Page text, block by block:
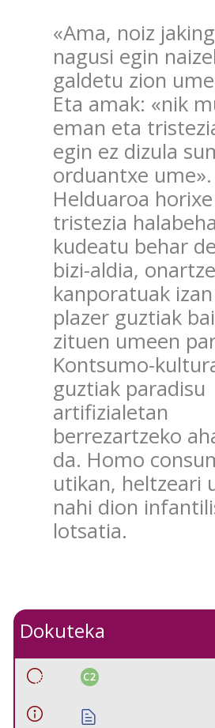
«Ama, noiz
nagusi egin
galdetu zion
Eta amak: «nik
eman eta
egin ez dizula
orduantxe ume».
Helduaroa
tristezia
kudeatu behar
bizi-aldia,
kanporatuak
plazer guztiak
zituen umeen
Kontsumo-
guztiak paradisu
artifizialetan
berrezartzeko
da. Homo
utikan, heltzeari
nahi dion
lotsatia.
Dokuteka
C2